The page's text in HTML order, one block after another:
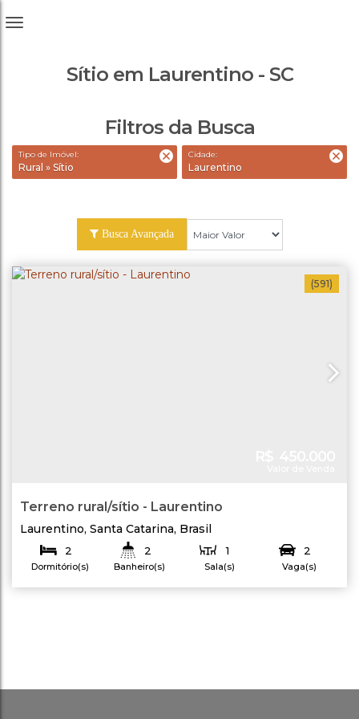
Sítio em Laurentino - SC
Filtros da Busca
Tipo de Imóvel:
Rural » Sítio
Cidade:
Laurentino
Busca Avançada
(591)
Terreno rural/sítio - Laurentino
Laurentino, Santa Catarina, Brasil
2
Dormitório(s)
2
Banheiro(s)
1
Sala(s)
Total:300.00m²
2
Vaga(s)
Útil:80.00m² Terreno:300.00m²